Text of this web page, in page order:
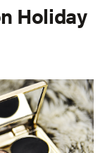
Holiday